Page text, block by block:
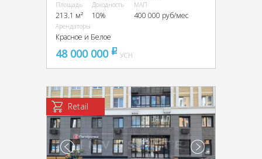
Площадь
213.1 м²
Доходность
10%
МАП
400 000 руб/мес
Арендаторы
Красное и Белое
48 000 000 pуб
УСН
Retail